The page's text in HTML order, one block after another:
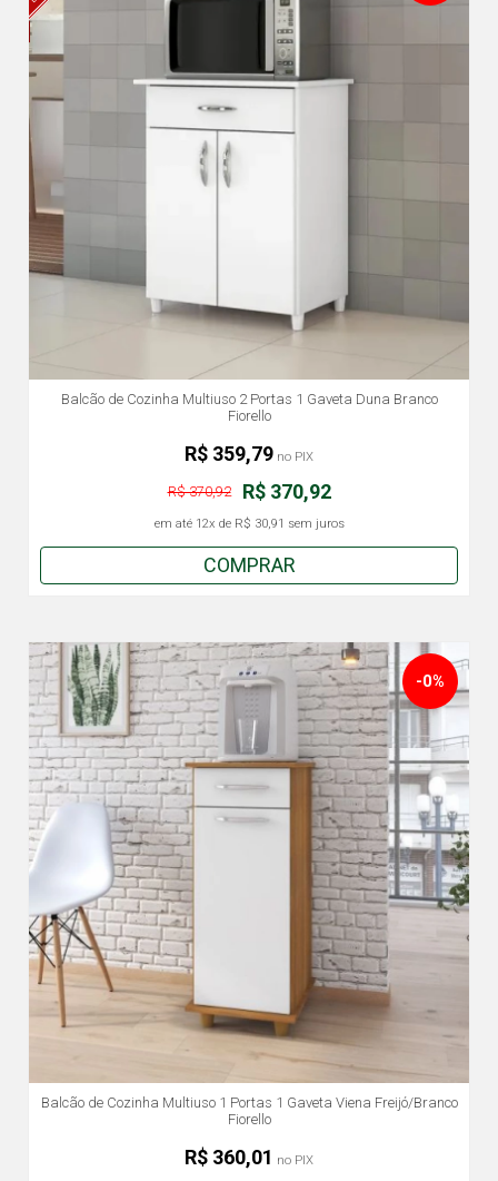
Balcão de Cozinha Multiuso 2 Portas 1 Gaveta Duna Branco
Fiorello
R$ 370,92
R$ 370,92
em até 12x de R$ 30,91 sem juros
R$ 359,79 no PIX
COMPRAR
Balcão de Cozinha Multiuso 1 Portas 1 Gaveta Viena Freijó/Branco
Fiorello
-0%
R$ 360,01 no PIX